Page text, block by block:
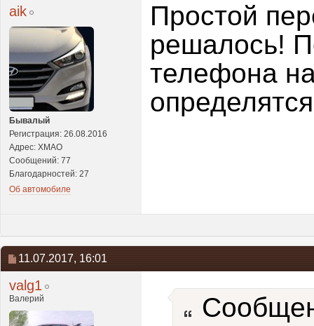
aik
Бывалый
Регистрация: 26.08.2016
Адрес: ХМАО
Сообщений: 77
Благодарностей: 27
Об автомобиле
Простой
решалось!
телефона
11.07.2017, 16:01
valg1
Валерий